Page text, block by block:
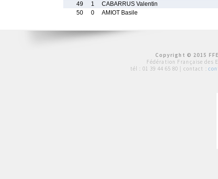
49
1
CABARRUS Valentin
50
0 AMIOT Basile
Copyright © 2015
Fédération Française des
tél : 01 39 44 65 80 | contact :